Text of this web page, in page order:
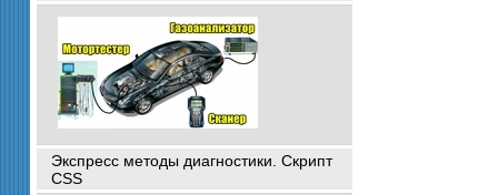
Экспресс методы диагностики. Скрипт
CSS